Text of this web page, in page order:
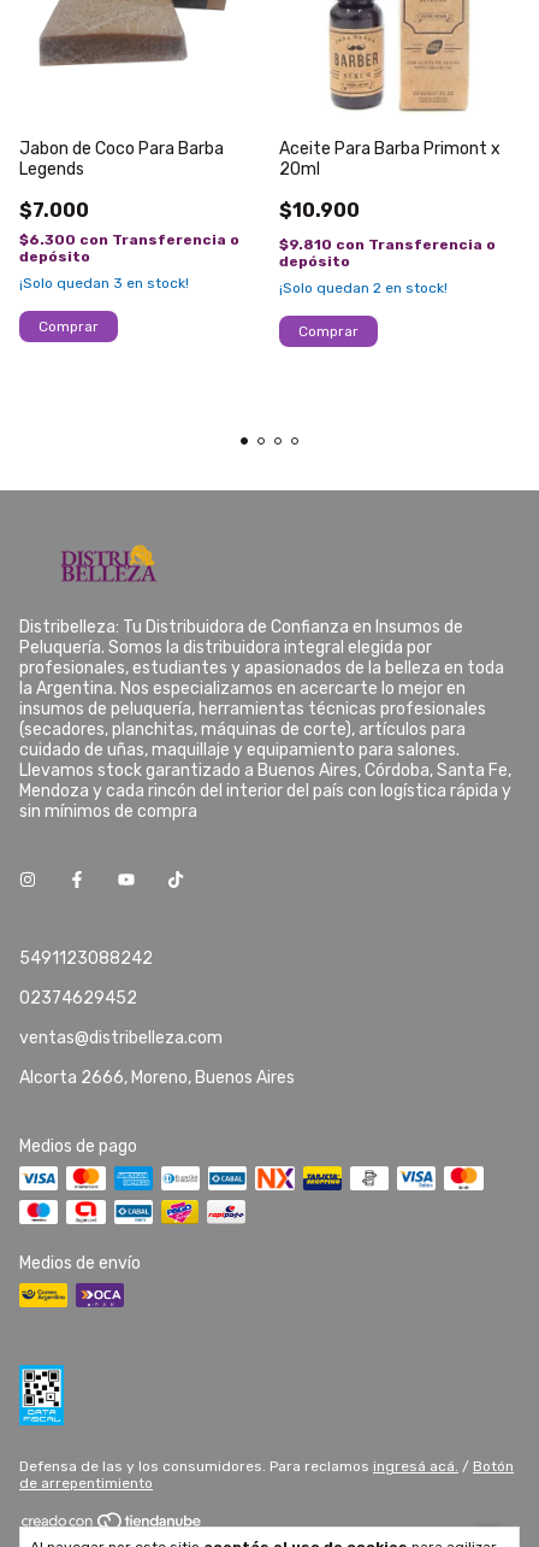
Jabon de Coco Para Barba
Legends
$7.000
$6.300 con Transferencia o
depósito
¡Solo quedan 3 en stock!
Aceite Para Barba Primont x
20ml
$10.900
$9.810 con Transferencia o
depósito
¡Solo quedan 2 en stock!
Distribelleza: Tu Distribuidora de Confianza en Insumos de
Peluquería. Somos la distribuidora integral elegida por
profesionales, estudiantes y apasionados de la belleza en toda
la Argentina. Nos especializamos en acercarte lo mejor en
insumos de peluquería, herramientas técnicas profesionales
(secadores, planchitas, máquinas de corte), artículos para
cuidado de uñas, maquillaje y equipamiento para salones.
Llevamos stock garantizado a Buenos Aires, Córdoba, Santa Fe,
Mendoza y cada rincón del interior del país con logística rápida y
sin mínimos de compra
5491123088242
02374629452
ventas@distribelleza.com
Alcorta 2666, Moreno, Buenos Aires
Medios de pago
Medios de envío
Defensa de las y los consumidores. Para reclamos ingresá acá. / Botón
de arrepentimiento